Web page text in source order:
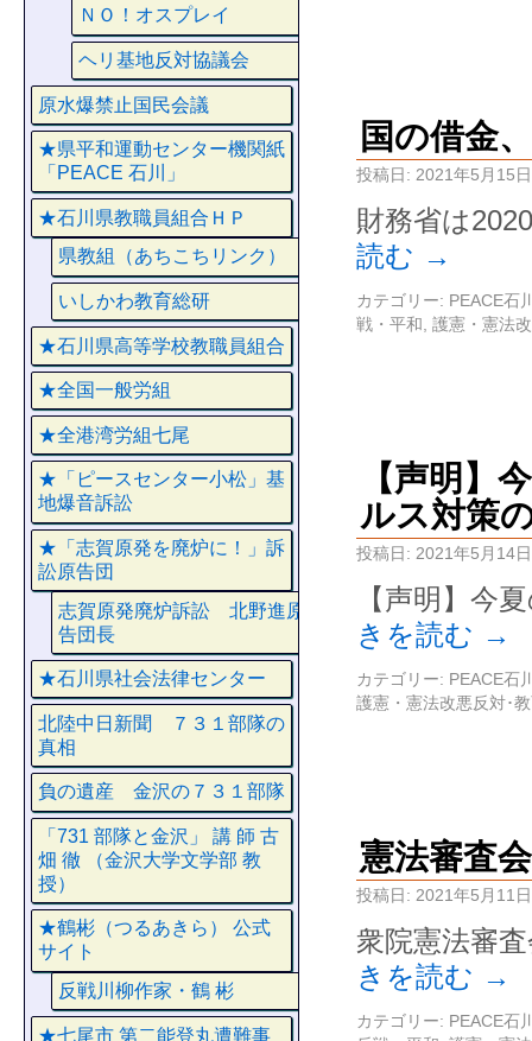
国の借金
投稿日: 2021年5月15日
財務省は
読む →
カテゴリー: PEACE石
戦・平和 護憲・憲法
【声明】
ルス対策
投稿日: 2021年5月14日
【声明】今
きを読む →
カテゴリー: PEACE石
護憲・憲法改悪反対･
憲法審査
投稿日: 2021年5月11日
衆院憲法審
きを読む →
カテゴリー: PEACE石
ＮＯ！オスプレイ
ヘリ基地反対協議会
原水爆禁止国民会議
★県平和運動センター機関紙
「PEACE 石川」
★石川県教職員組合ＨＰ
県教組（あちこちリンク）
いしかわ教育総研
★石川県高等学校教職員組合
★全国一般労組
★全港湾労組七尾
★「ピースセンター小松」基
地爆音訴訟
★「志賀原発を廃炉に！」訴
訟原告団
志賀原発廃炉訴訟 北野進原
告団長
★石川県社会法律センター
北陸中日新聞 ７３１部隊の
真相
負の遺産 金沢の７３１部隊
「731 部隊と金沢」 講 師 古
畑 徹 （金沢大学文学部 教
授）
★鶴彬（つるあきら） 公式
サイト
反戦川柳作家・鶴 彬
★七尾市 第二能登丸遭難事